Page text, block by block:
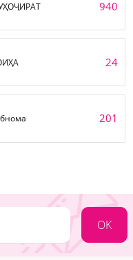
940
24
201
OK